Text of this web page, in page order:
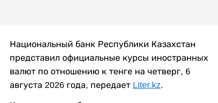
Национальный банк Республики Казахстан
представил официальные курсы иностранных
валют по отношению к тенге на четверг, 6
августа 2026 года, передает Liter.kz.